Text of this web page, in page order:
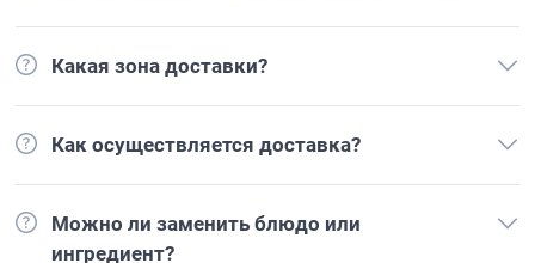
Какая зона доставки?
Как осуществляется доставка?
Можно ли заменить блюдо или
ингредиент?